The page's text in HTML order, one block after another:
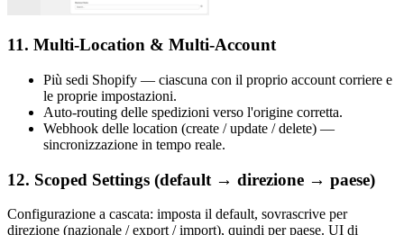
11. Multi-Location & Multi-Account
Più sedi Shopify — ciascuna con il proprio account corriere e
le proprie impostazioni.
Auto-routing delle spedizioni verso l'origine corretta.
Webhook delle location (create / update / delete) —
sincronizzazione in tempo reale.
12. Scoped Settings (default → direzione → paese)
Configurazione a cascata: imposta il default, sovrascrive per
direzione (nazionale / export / import), quindi per paese. UI di